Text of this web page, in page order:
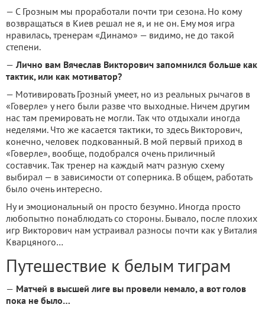
— С Грозным мы проработали почти три сезона. Но кому
возвращаться в Киев решал не я, и не он. Ему моя игра
нравилась, тренерам «Динамо» — видимо, не до такой
степени.
— Лично вам Вячеслав Викторович запомнился больше как
тактик, или как мотиватор?
— Мотивировать Грозный умеет, но из реальных рычагов в
«Говерле» у него были разве что выходные. Ничем другим
нас там премировать не могли. Так что отдыхали иногда
неделями. Что же касается тактики, то здесь Викторович,
конечно, человек подкованный. В мой первый приход в
«Говерле», вообще, подобрался очень приличный
составчик. Так тренер на каждый матч разную схему
выбирал — в зависимости от соперника. В общем, работать
было очень интересно.
Ну и эмоциональный он просто безумно. Иногда просто
любопытно понаблюдать со стороны. Бывало, после плохих
игр Викторович нам устраивал разносы почти как у Виталия
Кварцяного…
Путешествие к белым тиграм
— Матчей в высшей лиге вы провели немало, а вот голов
пока не было…